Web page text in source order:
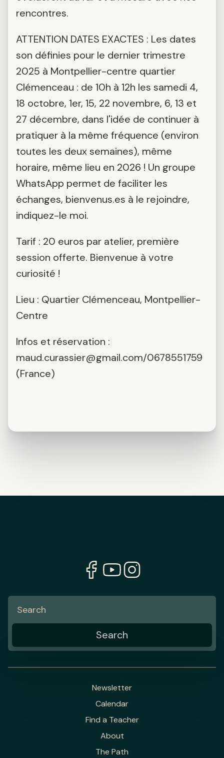
rencontres.
ATTENTION DATES EXACTES : Les dates
son définies pour le dernier trimestre
2025 à Montpellier-centre quartier
Clémenceau : de 10h à 12h les samedi 4,
18 octobre, 1er, 15, 22 novembre, 6, 13 et
27 décembre, dans l'idée de continuer à
pratiquer à la même fréquence (environ
toutes les deux semaines), même
horaire, même lieu en 2026 ! Un groupe
WhatsApp permet de faciliter les
échanges, bienvenus.es à le rejoindre,
indiquez-le moi.
Tarif : 20 euros par atelier, première
session offerte. Bienvenue à votre
curiosité !
Lieu : Quartier Clémenceau, Montpellier-
Centre
Infos et réservation :
maud.curassier@gmail.com/0678551759
(France)
Newsletter
Calendar
Find a Teacher
About
The Path